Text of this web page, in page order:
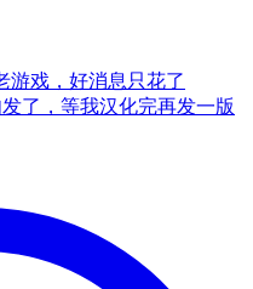
游戏，好消息只花了
了，等我汉化完再发一版